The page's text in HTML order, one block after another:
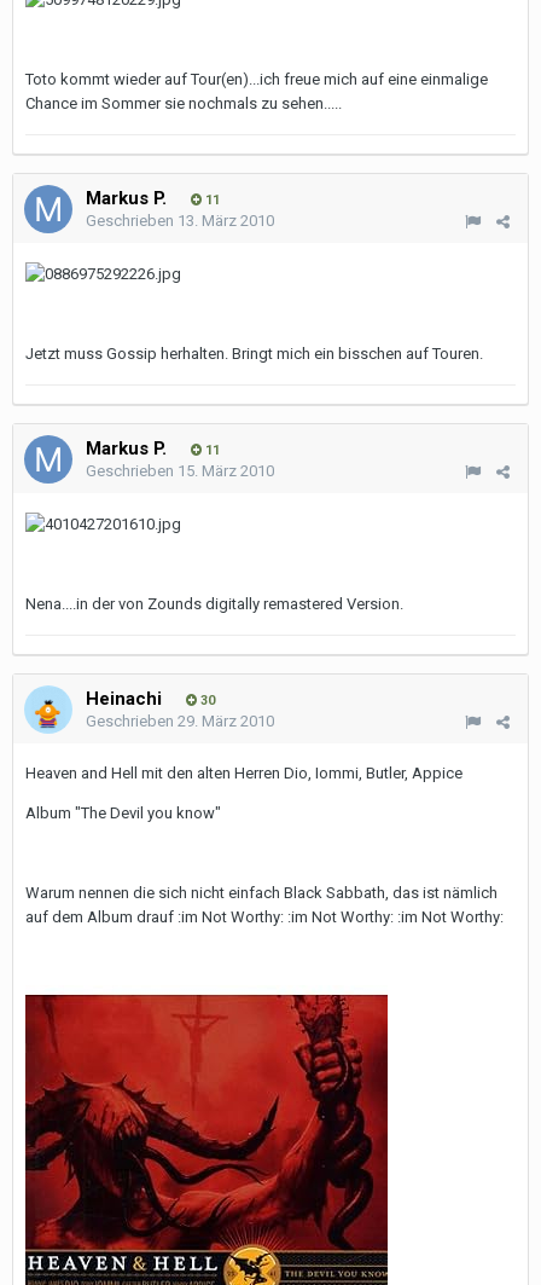
Toto kommt wieder auf Tour(en)...ich freue mich auf eine einmalige
Chance im Sommer sie nochmals zu sehen.....
Markus P. 11
Geschrieben 13. März 2010
Jetzt muss Gossip herhalten. Bringt mich ein bisschen auf Touren.
Markus P. 11
Geschrieben 15. März 2010
Nena....in der von Zounds digitally remastered Version.
Heinachi 30
Geschrieben 29. März 2010
Heaven and Hell mit den alten Herren Dio, Iommi, Butler, Appice
Album "The Devil you know"
Warum nennen die sich nicht einfach Black Sabbath, das ist nämlich
auf dem Album drauf :im Not Worthy: :im Not Worthy: :im Not Worthy: